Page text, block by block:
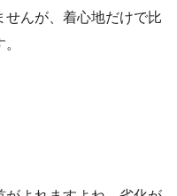
せんが、着心地だけで比